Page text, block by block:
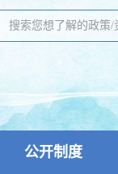
公开制度